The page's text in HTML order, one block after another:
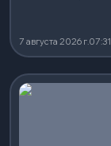
7 августа 2026 г.07:31